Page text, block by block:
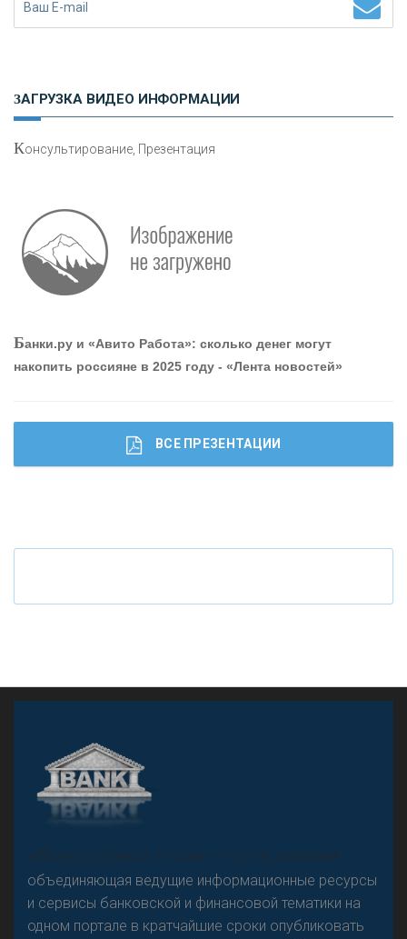
привлечь и удержать персонал - «Интервью»
Резкого разворота на рынке автокредитов не
Что будет с наличными деньгами при цифровом
ЗАГРУЗКА ВИДЕО ИНФОРМАЦИИ
Консультирование, Презентация
Банки.ру и «Авито Работа»: сколько денег могут
накопить россияне в 2025 году - «Лента новостей»
ВСЕ ПРЕЗЕНТАЦИИ
«Н
овости Банков России» – группа компаний,
объединяющая ведущие информационные ресурсы
и сервисы банковской и финансовой тематики на
одном портале в кратчайшие сроки опубликовать